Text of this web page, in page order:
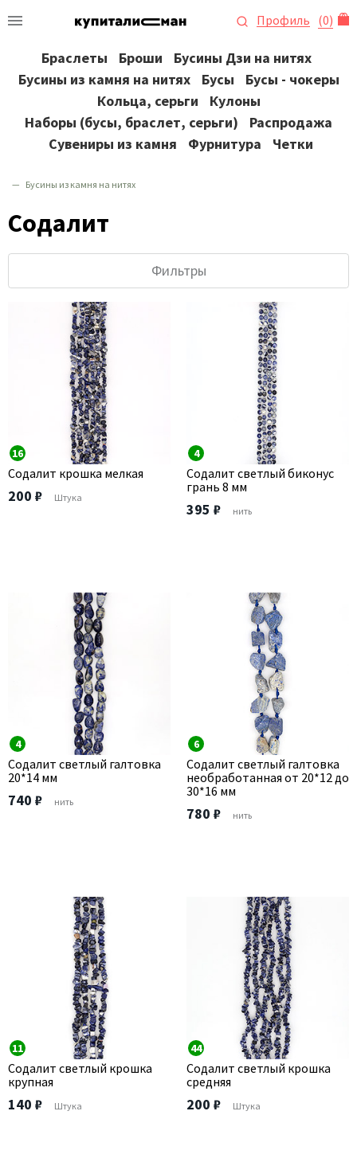
Профиль (0)
Браслеты Броши
Бусины Дзи на нитях
Бусины из камня на нитях
Бусы
Бусы - чокеры
Кольца, серьги
Кулоны
Наборы (бусы, браслет, серьги)
Распродажа
Сувениры из камня
Фурнитура Четки
Бусины из камня на нитях
Содалит
Фильтры
16
Содалит крошка мелкая
200 ₽ Штука
4
Содалит светлый биконус
грань 8 мм
395 ₽ нить
4
Содалит светлый галтовка
20*14 мм
740 ₽ нить
6
Содалит светлый галтовка
необработанная от 20*12 до
30*16 мм
780 ₽ нить
11
Содалит светлый крошка
крупная
140 ₽ Штука
44
Содалит светлый крошка
средняя
200 ₽ Штука